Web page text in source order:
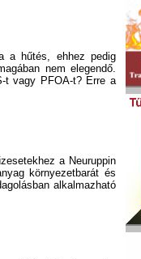
a hűtés, ehhez pedig
nem elegendő.
t vagy PFOA-t? Erre a
a Neuruppin
környezetbarát és
alkalmazható